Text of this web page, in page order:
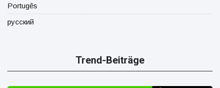
Portugês
русский
Trend-Beiträge